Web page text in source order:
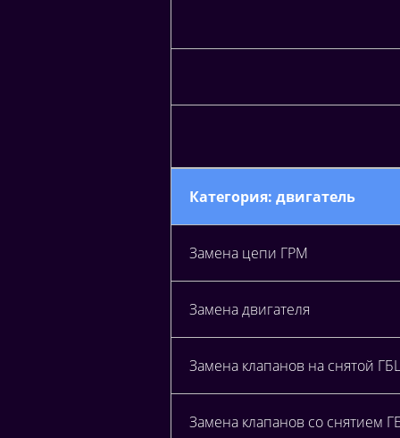
Категория: двигатель
Замена цепи ГРМ
Замена двигателя
Замена клапанов на снятой
Замена клапанов со снятием